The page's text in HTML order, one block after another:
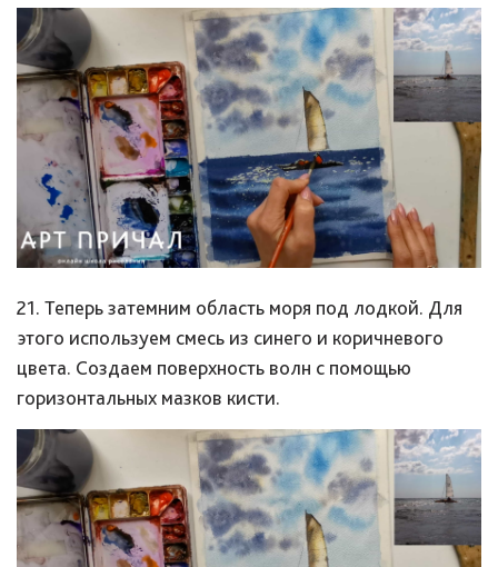
21. Теперь затемним область моря под лодкой. Для
этого используем смесь из синего и коричневого
цвета. Создаем поверхность волн с помощью
горизонтальных мазков кисти.